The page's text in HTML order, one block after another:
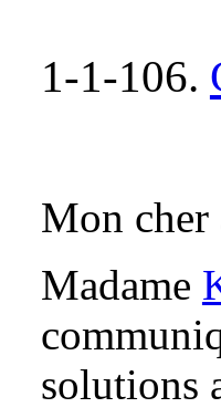
1-1-106.
Mon cher
Madame
solutions